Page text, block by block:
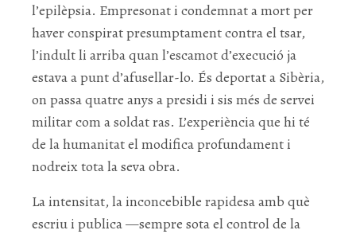
l’epilèpsia. Empresonat i condemnat a mort per
haver conspirat presumptament contra el tsar,
l’indult li arriba quan l’escamot d’execució ja
estava a punt d’afusellar-lo. És deportat a Sibèria,
on passa quatre anys a presidi i sis més de servei
militar com a soldat ras. L’experiència que hi té
de la humanitat el modifica profundament i
nodreix tota la seva obra.
La intensitat, la inconcebible rapidesa amb què
escriu i publica —sempre sota el control de la